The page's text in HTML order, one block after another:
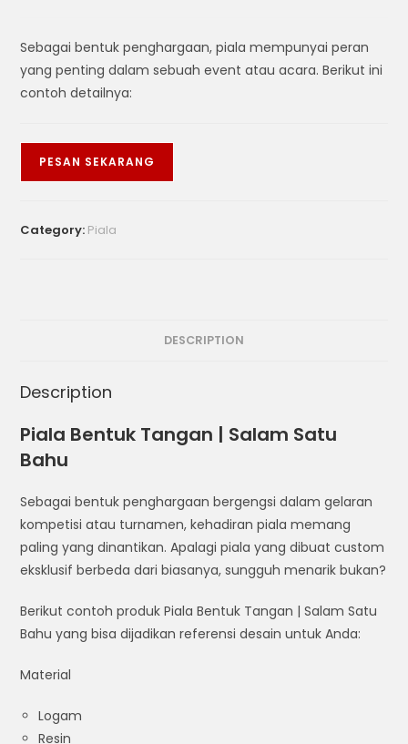
Sebagai bentuk penghargaan, piala mempunyai peran
yang penting dalam sebuah event atau acara. Berikut ini
contoh detailnya:
PESAN SEKARANG
Category: Piala
DESCRIPTION
Description
Piala Bentuk Tangan | Salam Satu
Bahu
Sebagai bentuk penghargaan bergengsi dalam gelaran
kompetisi atau turnamen, kehadiran piala memang
paling yang dinantikan. Apalagi piala yang dibuat custom
eksklusif berbeda dari biasanya, sungguh menarik bukan?
Berikut contoh produk Piala Bentuk Tangan | Salam Satu
Bahu yang bisa dijadikan referensi desain untuk Anda:
Material
Logam
Resin